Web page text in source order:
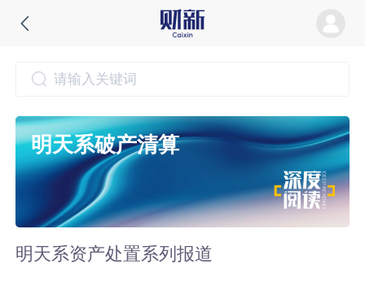
明天系破产清算
明天系资产处置系列报道